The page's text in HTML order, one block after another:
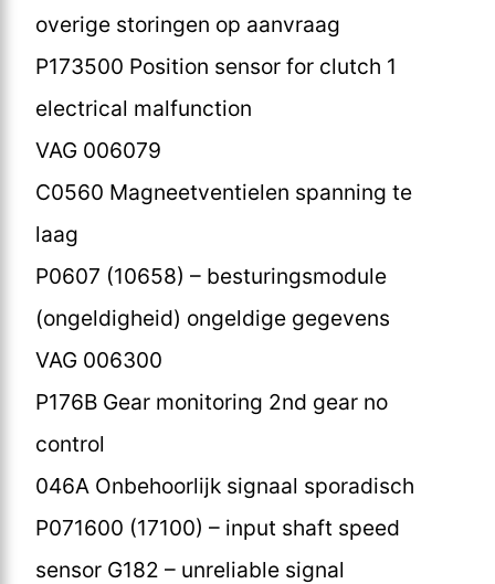
overige storingen op aanvraag
P173500 Position sensor for clutch 1
electrical malfunction
VAG 006079
C0560 Magneetventielen spanning te
laag
P0607 (10658) – besturingsmodule
(ongeldigheid) ongeldige gegevens
VAG 006300
P176B Gear monitoring 2nd gear no
control
046A Onbehoorlijk signaal sporadisch
P071600 (17100) – input shaft speed
sensor G182 – unreliable signal